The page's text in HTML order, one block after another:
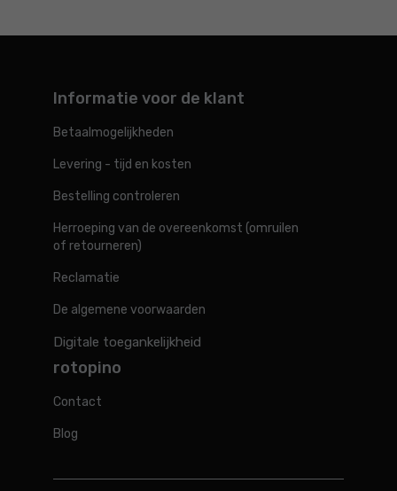
Informatie voor de klant
Betaalmogelijkheden
Levering - tijd en kosten
Bestelling controleren
Herroeping van de overeenkomst (omruilen
of retourneren)
Reclamatie
De algemene voorwaarden
Digitale toegankelijkheid
rotopino
Contact
Blog